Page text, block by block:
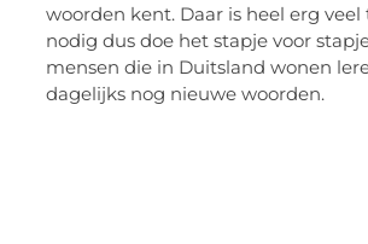
woorden kent. Daar is heel erg veel
nodig dus doe het stapje voor
mensen die in Duitsland wonen
dagelijks nog nieuwe woorden.